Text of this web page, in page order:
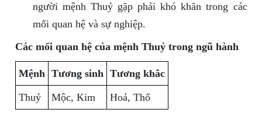
người mệnh Thuỷ gặp phải khó khăn trong các
mối quan hệ và sự nghiệp.
Các mối quan hệ của mệnh Thuỷ trong ngũ hành
Mệnh Tương sinh Tương khắc
Thuỷ Mộc, Kim Hoả, Thổ